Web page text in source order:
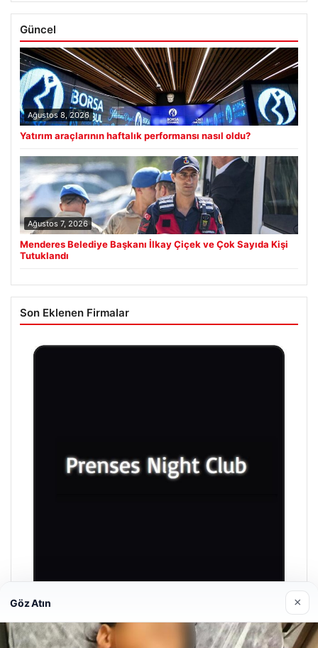
Güncel
Ağustos 8, 2026
Yatırım araçlarının haftalık performansı nasıl oldu?
Ağustos 7, 2026
Menderes Belediye Başkanı İlkay Çiçek ve Çok Sayıda Kişi
Tutuklandı
Son Eklenen Firmalar
Prenses Night Club
Nisan 29, 2026
Göz Atın ×